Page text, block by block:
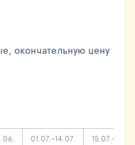
окончательную цену
01.07.-14.07. 15.07.-